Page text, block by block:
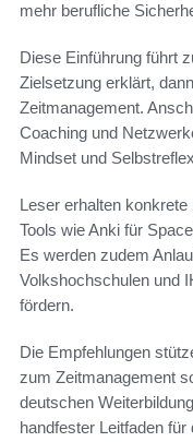
mehr berufliche
Diese Einführung führt
Zielsetzung erklärt,
Zeitmanagement.
Coaching und
Mindset und
Leser erhalten
Tools wie Anki für
Es werden zudem
Volkshochschulen und
fördern.
Die Empfehlungen
zum Zeitmanagement
deutschen
handfester Leitfaden